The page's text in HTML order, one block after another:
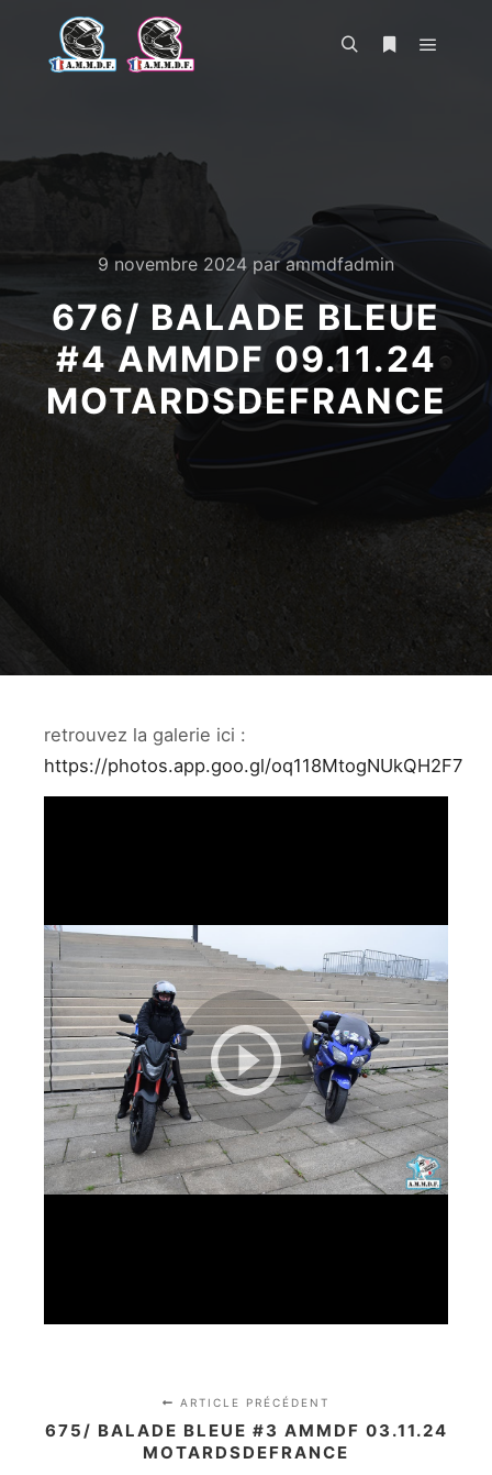
9 novembre 2024 parammdfadmin
676/ BALADE BLEUE
#4 AMMDF 09.11.24
MOTARDSDEFRANCE
retrouvez la galerie ici :
https://photos.app.goo.gl/oq118MtogNUkQH2F7
ARTICLE PRÉCÉDENT
675/ BALADE BLEUE #3 AMMDF 03.11.24
MOTARDSDEFRANCE